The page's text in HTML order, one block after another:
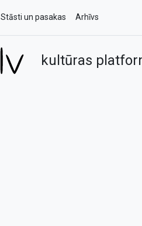
Stāsti un pasakas Arhīvs
kultūras